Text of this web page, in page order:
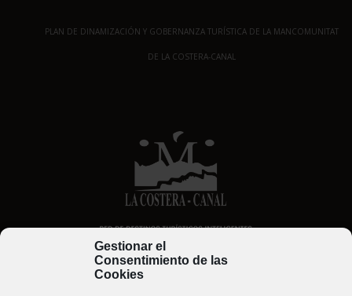
Gestionar el
Consentimiento de las
Cookies
PLAN DE DINAMIZACIÓN Y GOBERNANZA TURÍSTICA DE LA MANCOMUNITAT
DE LA COSTERA-CANAL